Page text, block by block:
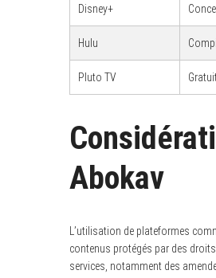
Disney+
Hulu
Pluto TV
Abokav
L’utilisation de plateformes
contenus protégés par des
services, notamment des